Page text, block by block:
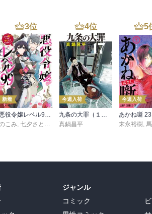
,転
3位
新着
悪役令嬢レベル99 ～私は裏ボスですが魔王ではありません～ その６
こみ,七夕さとり Tea
4位
今週入荷
九条の大罪（１７）
真鍋昌平
5
今週入荷
あかね噺 23
末永裕樹,
ジャンル
コミック